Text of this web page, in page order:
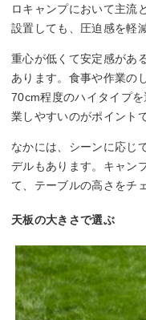
ロキャンプにおいて主流
設置しても、圧迫感を軽
重心が低くて安定感があ
あります。食事や作業の
70cm程度のハイタイプ
業しやすいのがポイントで
なかには、シーンに応じ
デルもあります。キャン
て、テーブルの高さをチ
天板の大きさで選ぶ